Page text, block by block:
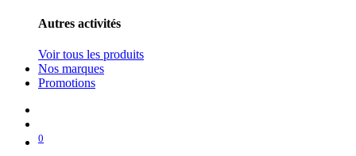
Autres activités
Voir tous les produits
Nos marques
Promotions
0